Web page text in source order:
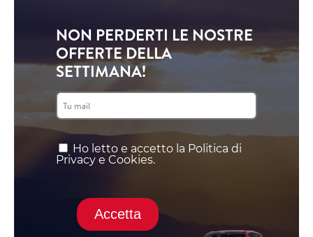
NON PERDERTI LE NOSTRE
OFFERTE DELLA
SETTIMANA!
Ho letto e accetto la Politica di
Privacy e Cookies.
Accetta